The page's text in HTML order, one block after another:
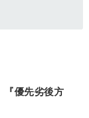
『優先劣後方